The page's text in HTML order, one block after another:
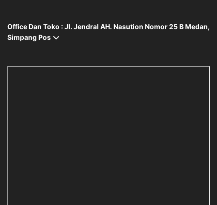
Office Dan Toko : Jl. Jendral AH. Nasution Nomor 25 B Medan,
Simpang Pos